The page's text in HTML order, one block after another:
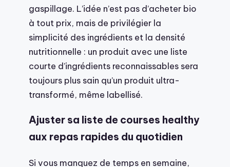
gaspillage. L’idée n’est pas d’acheter bio
à tout prix, mais de privilégier la
simplicité des ingrédients et la densité
nutritionnelle : un produit avec une liste
courte d’ingrédients reconnaissables sera
toujours plus sain qu’un produit ultra-
transformé, même labellisé.
Ajuster sa liste de courses healthy
aux repas rapides du quotidien
Si vous manquez de temps en semaine,